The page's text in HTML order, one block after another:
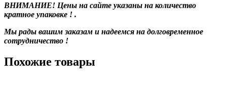
ВНИМАНИЕ! Цены на сайте указаны на количество
кратное упаковке ! .
Мы рады вашим заказам и надеемся на долговременное
сотрудничество !
Похожие товары